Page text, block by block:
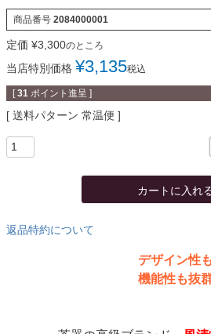
商品番号 2084000001
定価 ¥3,300のところ
当店特別価格 ¥3,135税込
[ 31 ポイント進呈 ]
送料パターン 常温便
カートに入れ
返品特約について
デザイン性も
機能性も抜